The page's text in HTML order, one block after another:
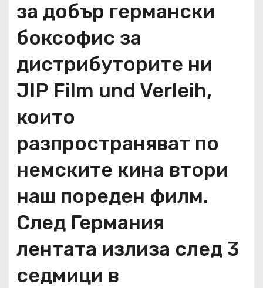
за добър германски
боксофис за
дистрибуторите ни
JIP Film und Verleih,
които
разпространяват по
немските кина втори
наш пореден филм.
След Германия
лентата излиза след 3
седмици в